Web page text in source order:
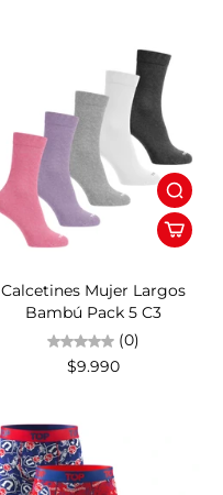
Calcetines Mujer Largos
Bambú Pack 5 C3
(0)
$9.990